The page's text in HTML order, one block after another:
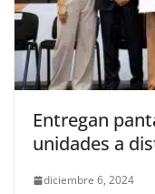
Entregan
unidades a
diciembre 6, 2024